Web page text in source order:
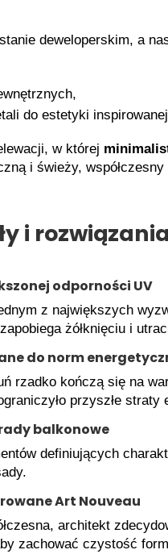
deweloperskim, a
do estetyki
w której
i świeży, współczesny
i
odporności UV
z największych
żółknięciu i
do norm
rzadko kończą się na
przyszłe straty
balkonowe
definiujących
Art Nouveau
architekt
zachować czystość